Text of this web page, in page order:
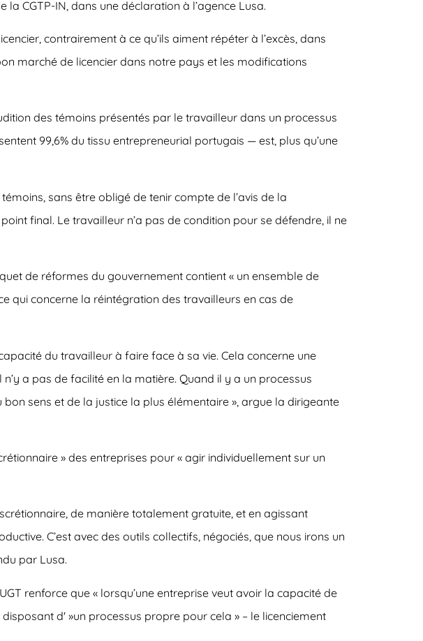
CGTP-IN, dans une déclaration à l’agence Lusa.
contrairement à ce qu’ils aiment répéter à l’excès, dans
marché de licencier dans notre pays et les modifications
des témoins présentés par le travailleur dans un processus
99,6% du tissu entrepreneurial portugais — est, plus qu’une
sans être obligé de tenir compte de l’avis de la
final. Le travailleur n’a pas de condition pour se défendre, il ne
de réformes du gouvernement contient « un ensemble de
qui concerne la réintégration des travailleurs en cas de
du travailleur à faire face à sa vie. Cela concerne une
a pas de facilité en la matière. Quand il y a un processus
sens et de la justice la plus élémentaire », argue la dirigeante
» des entreprises pour « agir individuellement sur un
de manière totalement gratuite, et en agissant
C’est avec des outils collectifs, négociés, que nous irons un
par Lusa.
renforce que « lorsqu’une entreprise veut avoir la capacité de
d' »un processus propre pour cela » – le licenciement